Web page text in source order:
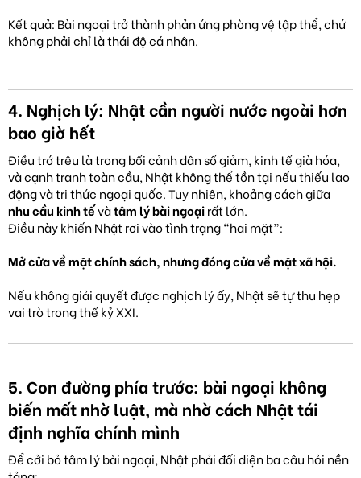
Kết quả: Bài ngoại trở thành phản ứng phòng vệ tập thể, chứ
không phải chỉ là thái độ cá nhân.
4. Nghịch lý: Nhật cần người nước ngoài hơn
bao giờ hết
Điều trớ trêu là trong bối cảnh dân số giảm, kinh tế già hóa,
và cạnh tranh toàn cầu, Nhật không thể tồn tại nếu thiếu lao
động và tri thức ngoại quốc. Tuy nhiên, khoảng cách giữa
nhu cầu kinh tếvàtâm lý bài ngoạirất lớn.
Điều này khiến Nhật rơi vào tình trạng “hai mặt”:
Mở cửa về mặt chính sách, nhưng đóng cửa về mặt xã hội.
Nếu không giải quyết được nghịch lý ấy, Nhật sẽ tự thu hẹp
vai trò trong thế kỷ XXI.
5. Con đường phía trước: bài ngoại không
biến mất nhờ luật, mà nhờ cách Nhật tái
định nghĩa chính mình
Để cởi bỏ tâm lý bài ngoại, Nhật phải đối diện ba câu hỏi nền